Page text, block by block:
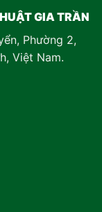
GIA TRẦN
Phường 2,
Việt Nam.